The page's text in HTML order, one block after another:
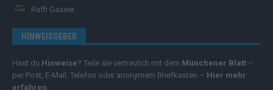
Raffi Gasser
HINWEISGEBER
Hast du Hinweise? Teile sie vertraulich mit dem Münchener Blatt –
per Post, E-Mail, Telefon oder anonymem Briefkasten – Hier mehr
erfahren.